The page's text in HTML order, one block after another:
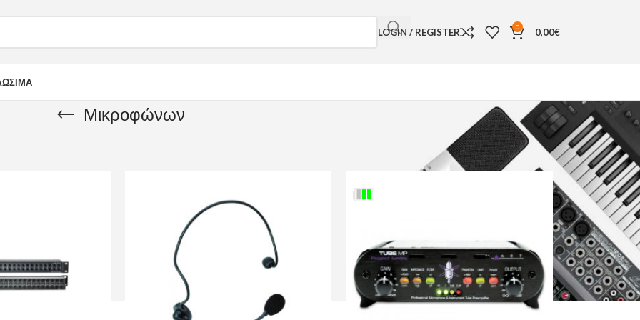
LOGIN / REGISTER 0 0,00€
Μικροφώνων